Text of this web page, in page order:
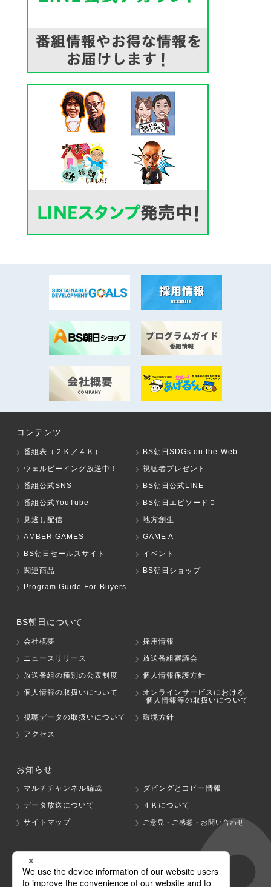
コンテンツ
番組表（２Ｋ／４Ｋ）
BS朝日SDGs on the Web
ウェルビーイング放送中！
視聴者プレゼント
番組公式SNS
BS朝日公式LINE
番組公式YouTube
BS朝日エピソード０
見逃し配信
地方創生
AMBER GAMES
GAME A
BS朝日セールスサイト
イベント
関連商品
BS朝日ショップ
Program Guide For Buyers
BS朝日について
会社概要
採用情報
ニュースリリース
放送番組審議会
放送番組の種別の公表制度
個人情報保護方針
個人情報の取扱いについて
オンラインサービスにおける
個人情報等の取扱いについて
視聴データの取扱いについて
環境方針
アクセス
お知らせ
マルチチャンネル編成
ダビングとコピー情報
データ放送について
４Ｋについて
サイトマップ
ご意見・ご感想・お問い合わせ
グループ会社
テレビ朝日 テレ朝チャンネル